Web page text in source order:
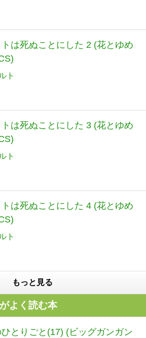
トは死ぬことにした 2 (花とゆめ
ト
トは死ぬことにした 3 (花とゆめ
ト
トは死ぬことにした 4 (花とゆめ
ト
もっと見る
よく読む本
とりごと(17) (ビッグガンガン